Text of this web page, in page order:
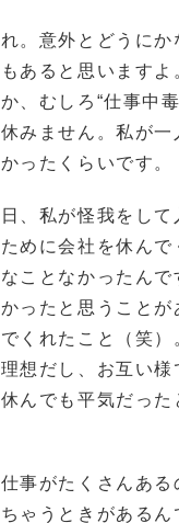
。意外とどうにか
あると思います
、むしろ“仕事中
みません。私が一
ったくらいです。
、私が怪我をして
めに会社を休んで
ことなかったんで
ったと思うことが
くれたこと（笑）
想だし、お互い様
んでも平気だった
事がたくさんある
ゃうときがあるん